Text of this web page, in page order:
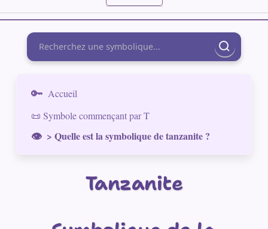
Rechercher
Accueil
📜 Symbole commençant par T
> Quelle est la symbolique de tanzanite ?
Tanzanite